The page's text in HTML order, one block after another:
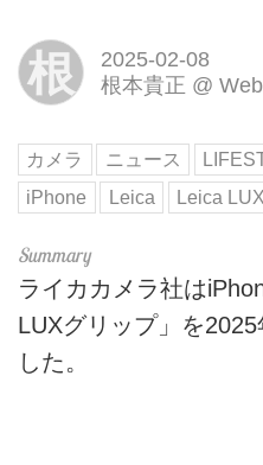
根
2025-02-08
根本貴正 @
カメラ ニュース
iPhone
Leica Leica LUX
ライカカメラ社は
LUXグリップ」を
した。